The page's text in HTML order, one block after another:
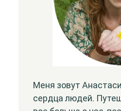
Меня зовут
сердца людей.